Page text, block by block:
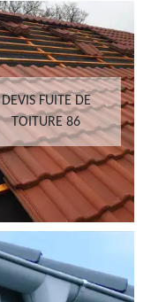
DEVIS FUITE DE
TOITURE 86